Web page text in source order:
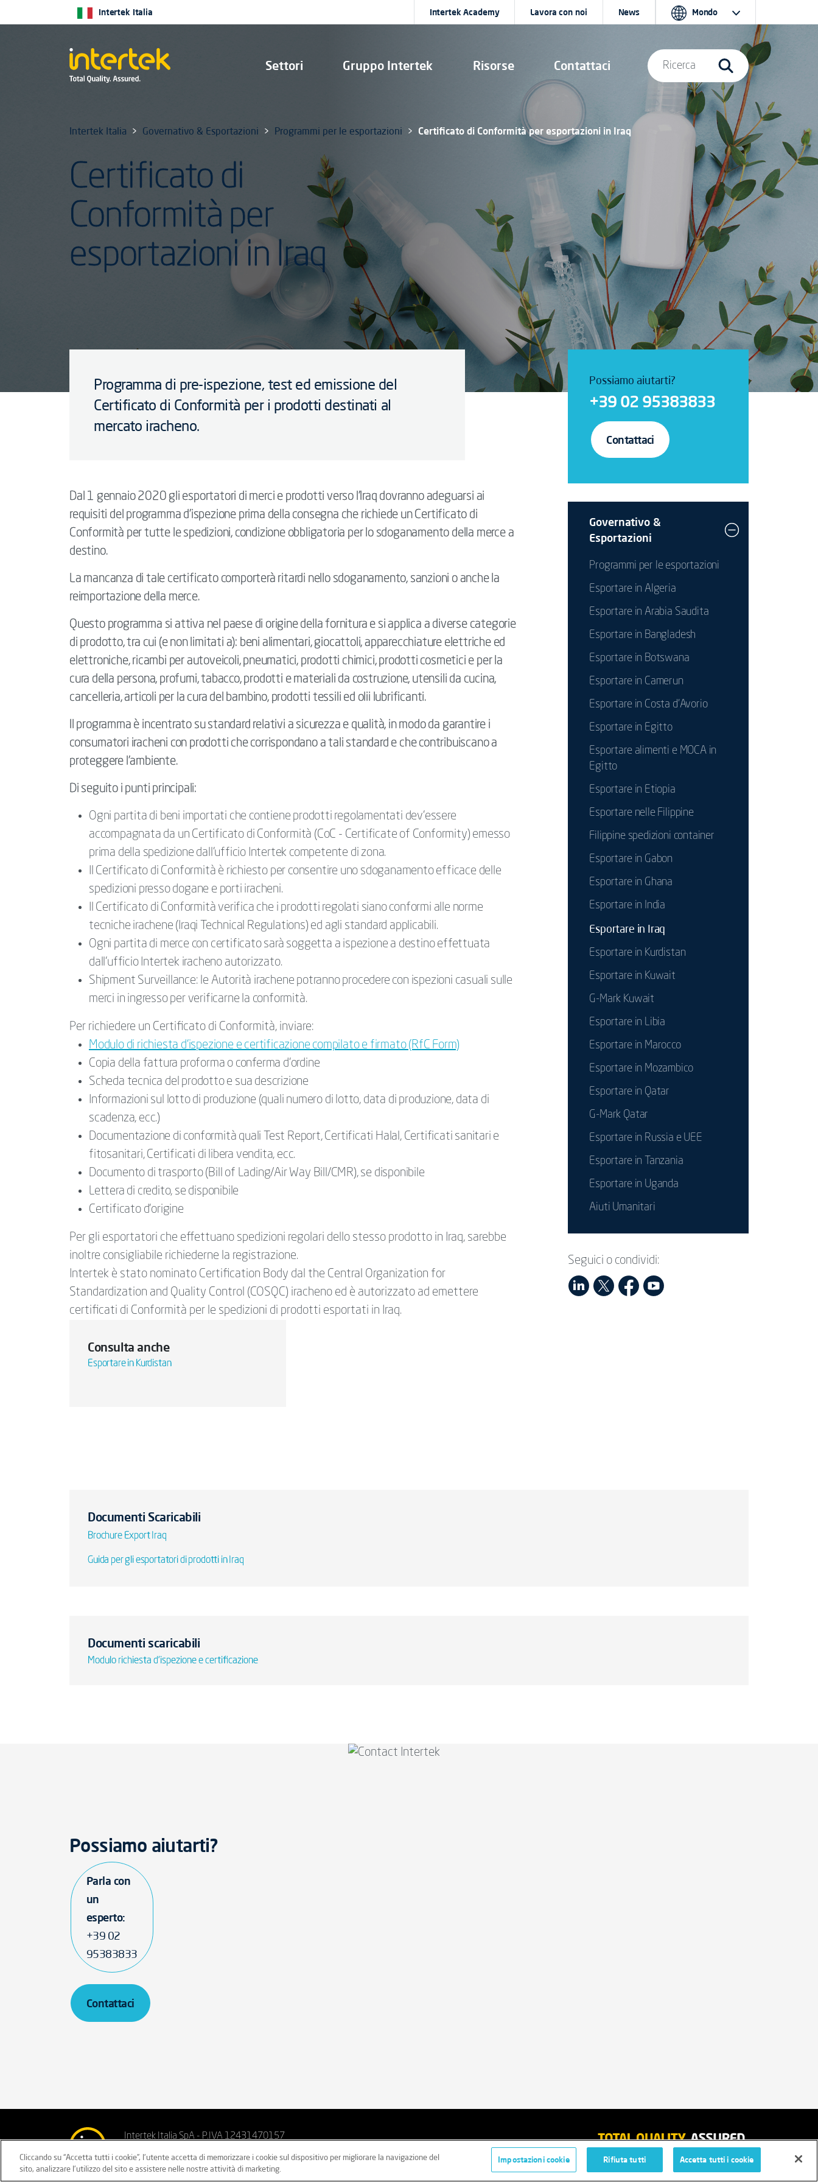
Settori Gruppo Intertek Risorse Contattaci
Intertek Italia Intertek Academy Lavora con noi News Mondo
Ricerca
Intertek Italia Governativo & Esportazioni Programmi per le esportazioni Certificato di Conformità per esportazioni in Iraq
Certificato di
Conformità per
esportazioni in Iraq
Programma di pre-ispezione, test ed emissione del
Certificato di Conformità per i prodotti destinati al
mercato iracheno.
Dal 1 gennaio 2020 gli esportatori di merci e prodotti verso l’Iraq dovranno adeguarsi ai
requisiti del programma d’ispezione prima della consegna che richiede un Certificato di
Conformità per tutte le spedizioni, condizione obbligatoria per lo sdoganamento della merce a
destino.
La mancanza di tale certificato comporterà ritardi nello sdoganamento, sanzioni o anche la
reimportazione della merce.
Questo programma si attiva nel paese di origine della fornitura e si applica a diverse categorie
di prodotto, tra cui (e non limitati a): beni alimentari, giocattoli, apparecchiature elettriche ed
elettroniche, ricambi per autoveicoli, pneumatici, prodotti chimici, prodotti cosmetici e per la
cura della persona, profumi, tabacco, prodotti e materiali da costruzione, utensili da cucina,
cancelleria, articoli per la cura del bambino, prodotti tessili ed olii lubrificanti.
Il programma è incentrato su standard relativi a sicurezza e qualità, in modo da garantire i
consumatori iracheni con prodotti che corrispondano a tali standard e che contribuiscano a
proteggere l’ambiente.
Di seguito i punti principali:
Ogni partita di beni importati che contiene prodotti regolamentati dev’essere
accompagnata da un Certificato di Conformità (CoC - Certificate of Conformity) emesso
prima della spedizione dall’ufficio Intertek competente di zona.
Il Certificato di Conformità è richiesto per consentire uno sdoganamento efficace delle
spedizioni presso dogane e porti iracheni.
Il Certificato di Conformità verifica che i prodotti regolati siano conformi alle norme
tecniche irachene (Iraqi Technical Regulations) ed agli standard applicabili.
Ogni partita di merce con certificato sarà soggetta a ispezione a destino effettuata
dall’ufficio Intertek iracheno autorizzato.
Shipment Surveillance: le Autorità irachene potranno procedere con ispezioni casuali sulle
merci in ingresso per verificarne la conformità.
Per richiedere un Certificato di Conformità, inviare:
Modulo di richiesta d’ispezione e certificazione compilato e firmato (RfC Form)
Copia della fattura proforma o conferma d’ordine
Scheda tecnica del prodotto e sua descrizione
Informazioni sul lotto di produzione (quali numero di lotto, data di produzione, data di
scadenza, ecc.)
Documentazione di conformità quali Test Report, Certificati Halal, Certificati sanitari e
fitosanitari, Certificati di libera vendita, ecc.
Documento di trasporto (Bill of Lading/Air Way Bill/CMR), se disponibile
Lettera di credito, se disponibile
Certificato d’origine
Per gli esportatori che effettuano spedizioni regolari dello stesso prodotto in Iraq, sarebbe
inoltre consigliabile richiederne la registrazione.
Intertek è stato nominato Certification Body dal the Central Organization for
Standardization and Quality Control (COSQC) iracheno ed è autorizzato ad emettere
certificati di Conformità per le spedizioni di prodotti esportati in Iraq.
Consulta anche
Esportare in Kurdistan
Possiamo aiutarti?
+39 02 95383833
Contattaci
Governativo &
Esportazioni
Programmi per le esportazioni
Esportare in Algeria
Esportare in Arabia Saudita
Esportare in Bangladesh
Esportare in Botswana
Esportare in Camerun
Esportare in Costa d'Avorio
Esportare in Egitto
Esportare alimenti e MOCA in
Egitto
Esportare in Etiopia
Esportare nelle Filippine
Filippine spedizioni container
Esportare in Gabon
Esportare in Ghana
Esportare in India
Esportare in Iraq
Esportare in Kurdistan
Esportare in Kuwait
G-Mark Kuwait
Esportare in Libia
Esportare in Marocco
Esportare in Mozambico
Esportare in Qatar
G-Mark Qatar
Esportare in Russia e UEE
Esportare in Tanzania
Esportare in Uganda
Aiuti Umanitari
Seguici o condividi:
Documenti Scaricabili
Brochure Export Iraq
Guida per gli esportatori di prodotti in Iraq
Documenti scaricabili
Modulo richiesta d'ispezione e certificazione
Possiamo aiutarti?
Parla con
un
esperto:
+39 02
95383833
Contattaci
Intertek Italia SpA - P.IVA 12431470157
Privacy sito Privacy clienti/fornitori Cookie Policy Imparzialità
Cliccando su “Accetta tutti i cookie”, l'utente accetta di memorizzare i cookie sul dispositivo per migliorare la navigazione del
sito, analizzare l'utilizzo del sito e assistere nelle nostre attività di marketing.
Impostazioni cookie Rifiuta tutti Accetta tutti i cookie